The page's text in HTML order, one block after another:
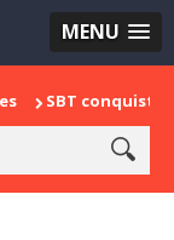
MENU
conquista a vice